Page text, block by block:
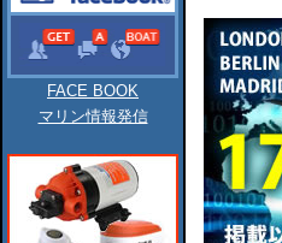
FACE BOOK
マリン情報発信